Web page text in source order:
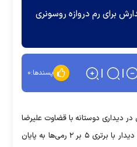
برای رم دروازه روسونری
پسندها:۰
در دیداری دوستانه با قضاوت علیرضا
فغانی برابر هم قرار گرفتند که این دیدار با برتری ۵ بر ۲ رمی‌ها به پایان